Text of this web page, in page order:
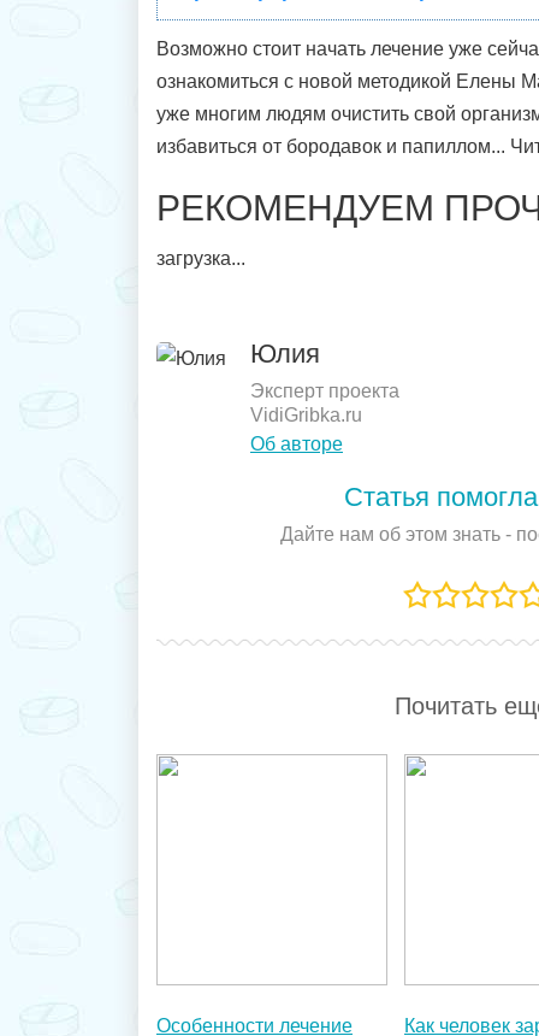
Возможно стоит начать лечение уже
ознакомиться с новой методикой Елены
уже многим людям очистить свой
избавиться от бородавок и папиллом...
РЕКОМЕНДУЕМ
загрузка...
Юлия
Эксперт проекта
VidiGribka.ru
Об авторе
Статья
Дайте нам об этом знать -
Особенности лечение
Как человек